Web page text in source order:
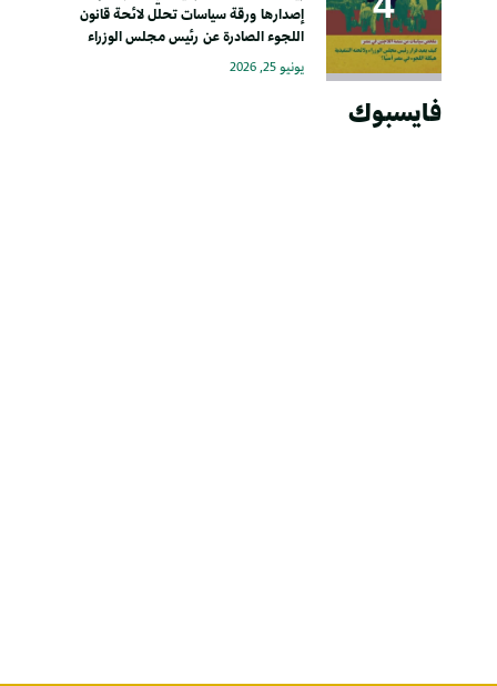
إصدارها ورقة سياسات تحلل لائحة قانون
اللجوء الصادرة عن رئيس مجلس الوزراء
يونيو 25, 2026
فايسبوك